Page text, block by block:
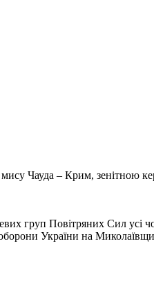
Чауда – Крим, зенітною
груп Повітряних Сил
України на